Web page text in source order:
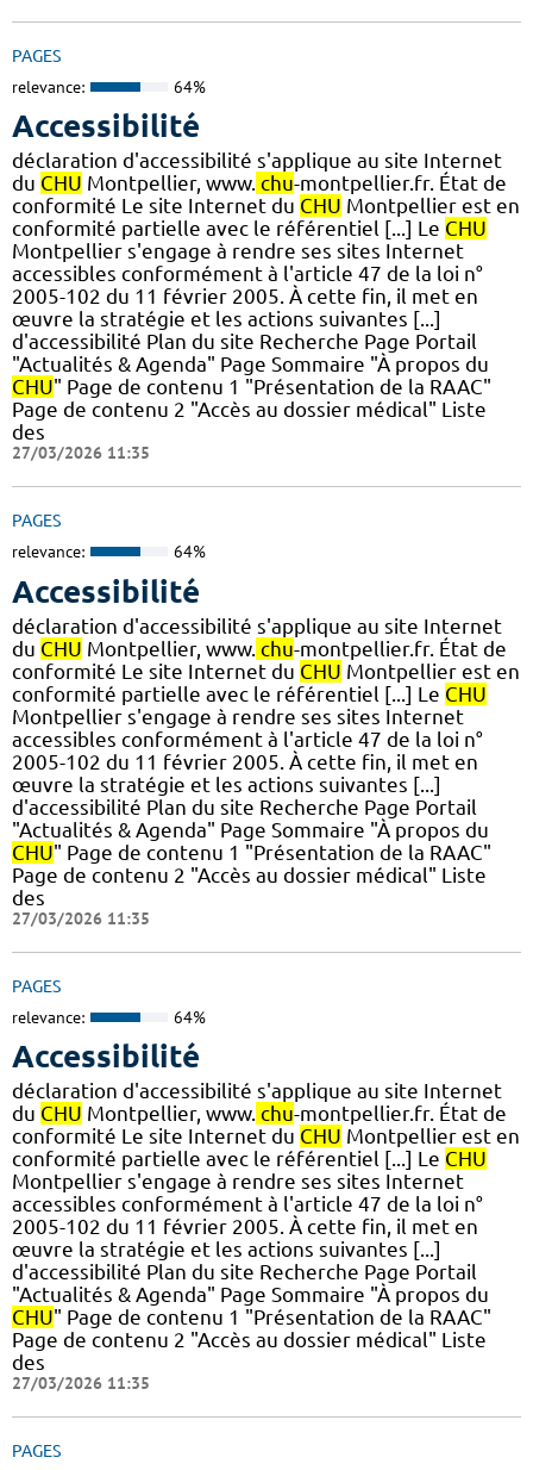
PAGES
relevance: 64%
Accessibilité
déclaration d'accessibilité s'applique au site Internet
du CHU Montpellier, www. chu-montpellier.fr. État de
conformité Le site Internet du CHU Montpellier est en
conformité partielle avec le référentiel [...] Le CHU
Montpellier s'engage à rendre ses sites Internet
accessibles conformément à l'article 47 de la loi n°
2005-102 du 11 février 2005. À cette fin, il met en
œuvre la stratégie et les actions suivantes [...]
d'accessibilité Plan du site Recherche Page Portail
"Actualités & Agenda" Page Sommaire "À propos du
CHU" Page de contenu 1 "Présentation de la RAAC"
Page de contenu 2 "Accès au dossier médical" Liste
des
27/03/2026 11:35
PAGES
relevance: 64%
Accessibilité
déclaration d'accessibilité s'applique au site Internet
du CHU Montpellier, www. chu-montpellier.fr. État de
conformité Le site Internet du CHU Montpellier est en
conformité partielle avec le référentiel [...] Le CHU
Montpellier s'engage à rendre ses sites Internet
accessibles conformément à l'article 47 de la loi n°
2005-102 du 11 février 2005. À cette fin, il met en
œuvre la stratégie et les actions suivantes [...]
d'accessibilité Plan du site Recherche Page Portail
"Actualités & Agenda" Page Sommaire "À propos du
CHU" Page de contenu 1 "Présentation de la RAAC"
Page de contenu 2 "Accès au dossier médical" Liste
des
27/03/2026 11:35
PAGES
relevance: 64%
Accessibilité
déclaration d'accessibilité s'applique au site Internet
du CHU Montpellier, www. chu-montpellier.fr. État de
conformité Le site Internet du CHU Montpellier est en
conformité partielle avec le référentiel [...] Le CHU
Montpellier s'engage à rendre ses sites Internet
accessibles conformément à l'article 47 de la loi n°
2005-102 du 11 février 2005. À cette fin, il met en
œuvre la stratégie et les actions suivantes [...]
d'accessibilité Plan du site Recherche Page Portail
"Actualités & Agenda" Page Sommaire "À propos du
CHU" Page de contenu 1 "Présentation de la RAAC"
Page de contenu 2 "Accès au dossier médical" Liste
des
27/03/2026 11:35
PAGES